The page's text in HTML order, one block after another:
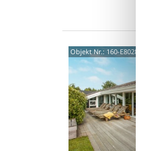
Objekt Nr.: 160-E8028